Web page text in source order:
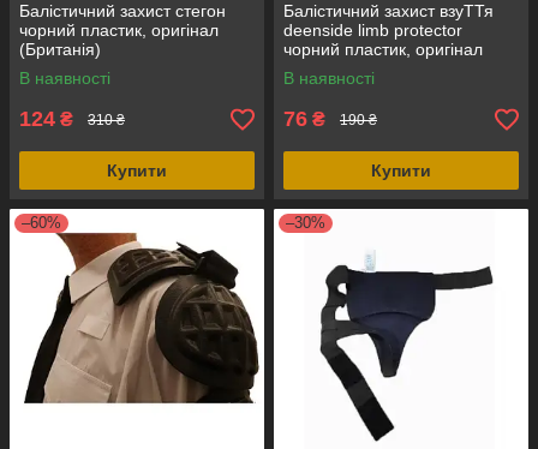
Балістичний захист стегон
чорний пластик, оригінал
(Британія)
В наявності
124 ₴ 310 ₴
Купити
Балістичний захист взуТТя
deenside limb protector
чорний пластик, оригінал
(Британія)
В наявності
76 ₴ 190 ₴
Купити
–60% –30%